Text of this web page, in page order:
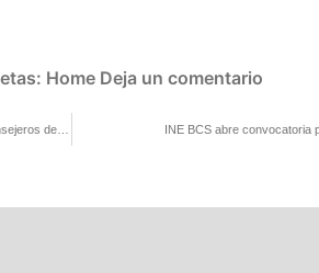
Home Deja un comentario
INE BCS abre convocatoria